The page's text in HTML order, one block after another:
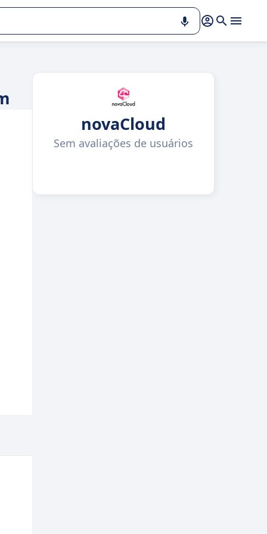
novaCloud
Sem avaliações de usuários